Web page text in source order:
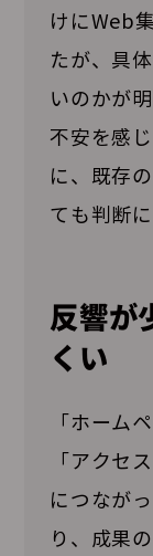
けにWeb
たが、具
いのかが
不安を感
に、既存
ても判断
反響が
くい
「ホーム
「アクセ
につなが
り、成果